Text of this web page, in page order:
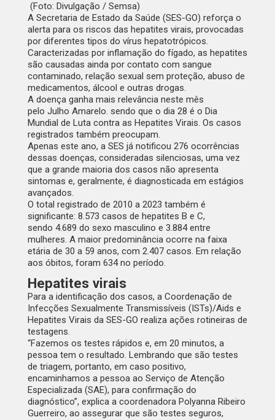
(Foto: Divulgação / Semsa)
A Secretaria de Estado da Saúde (SES-GO) reforça o
alerta para os riscos das hepatites virais, provocadas
por diferentes tipos do vírus hepatotrópicos.
Caracterizadas por inflamação do fígado, as hepatites
são causadas ainda por contato com sangue
contaminado, relação sexual sem proteção, abuso de
medicamentos, álcool e outras drogas.
A doença ganha mais relevância neste mês
pelo Julho Amarelo. sendo que o dia 28 é o Dia
Mundial de Luta contra as Hepatites Virais. Os casos
registrados também preocupam.
Apenas este ano, a SES já notificou 276 ocorrências
dessas doenças, consideradas silenciosas, uma vez
que a grande maioria dos casos não apresenta
sintomas e, geralmente, é diagnosticada em estágios
avançados.
O total registrado de 2010 a 2023 também é
significante: 8.573 casos de hepatites B e C,
sendo 4.689 do sexo masculino e 3.884 entre
mulheres. A maior predominância ocorre na faixa
etária de 30 a 59 anos, com 2.407 casos. Em relação
aos óbitos, foram 634 no período.
Hepatites virais
Para a identificação dos casos, a Coordenação de
Infecções Sexualmente Transmissíveis (ISTs)/Aids e
Hepatites Virais da SES-GO realiza ações rotineiras de
testagens.
“Fazemos os testes rápidos e, em 20 minutos, a
pessoa tem o resultado. Lembrando que são testes
de triagem, portanto, em caso positivo,
encaminhamos a pessoa ao Serviço de Atenção
Especializada (SAE), para confirmação do
diagnóstico”, explica a coordenadora Polyanna Ribeiro
Guerreiro, ao assegurar que são testes seguros,